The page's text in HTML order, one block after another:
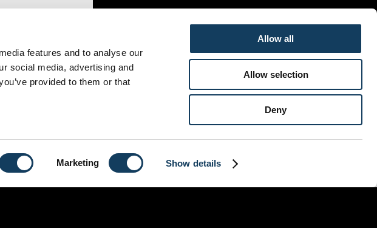
features and to analyse our
social media, advertising and
provided to them or that
Marketing Show details
Allow all
Allow selection
Deny
+32473924235
Copyright © 2026 heartbeatchurch.be.